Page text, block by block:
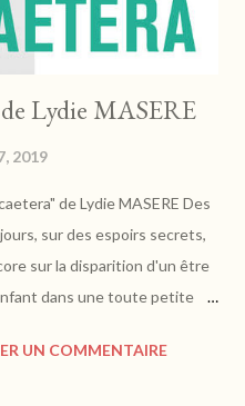
Lydie MASERE
2019
de Lydie MASERE Des
sur des espoirs secrets,
sur la disparition d'un être
dans une toute petite
séquences, arrêts sur l'image,
A chaque fois, elle est
UN COMMENTAIRE